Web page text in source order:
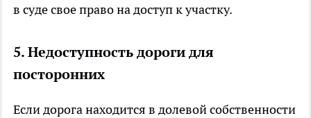
в суде свое право на доступ к участку.
5. Недоступность дороги для
посторонних
Если дорога находится в долевой собственности